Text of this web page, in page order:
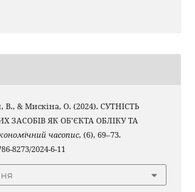
& Мискіна, О. (2024). СУТНІСТЬ
ЗАСОБІВ ЯК ОБ’ЄКТА ОБЛІКУ ТА
часопис, (6), 69–73.
8273/2024-6-11